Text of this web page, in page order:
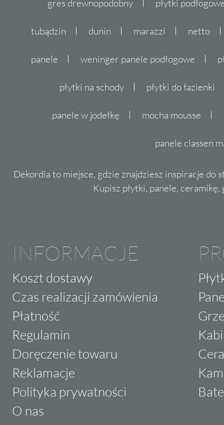
gres drewnopodobny płytki
tubądzin dunin marazzi netto
panele weninger panele podłogowe
płytki na schody płytki do łazienki
panele w jodełkę mocha mousse
panele classen
Dekordia to miejsce, gdzie znajdziesz inspiracje do
Kupisz płytki, panele,
INFORMACJE
Koszt dostawy
Czas realizacji zamówienia
Płatność
Regulamin
Doręczenie towaru
Reklamacje
Polityka prywatności
O nas